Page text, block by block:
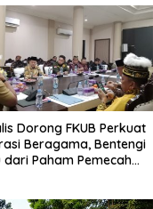
Dorong FKUB Perkuat
Beragama, Bentengi
dari Paham Pemecah